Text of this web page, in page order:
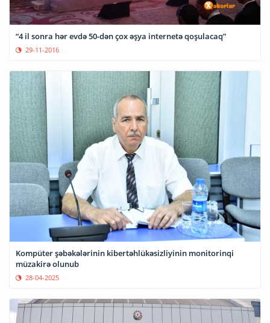
“4 il sonra hər evdə 50-dən çox əşya internetə qoşulacaq”
29-11-2016
Kompüter şəbəkələrinin kibertəhlükəsizliyinin monitorinqi
müzakirə olunub
28-04-2025